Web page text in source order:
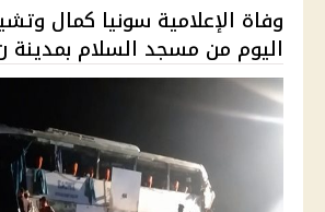
وفاة الإعلامية سونيا كمال
اليوم من مسجد السلام بمدينة